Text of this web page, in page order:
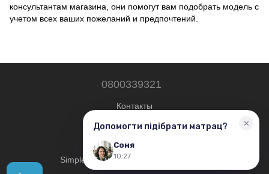
консультантам магазина, они помогут вам подобрать модель с
учетом всех ваших пожеланий и предпочтений.
0800339321
Контакты
Полная версия сайта
© 2019—2026
Simplershop — Все права защищены.